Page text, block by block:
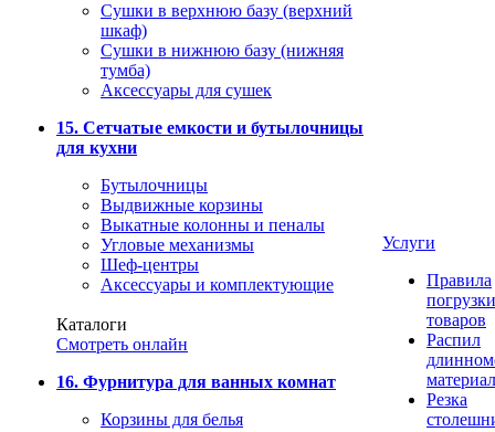
Сушки в верхнюю базу (верхний
шкаф)
Сушки в нижнюю базу (нижняя
тумба)
Аксессуары для сушек
15. Сетчатые емкости и бутылочницы
для кухни
Бутылочницы
Выдвижные корзины
Выкатные колонны и пеналы
Угловые механизмы
Шеф-центры
Аксессуары и комплектующие
Каталоги
Смотреть онлайн
16. Фурнитура для ванных комнат
Корзины для белья
Услуги
Правила
погрузки
товаров
Распил
Резка